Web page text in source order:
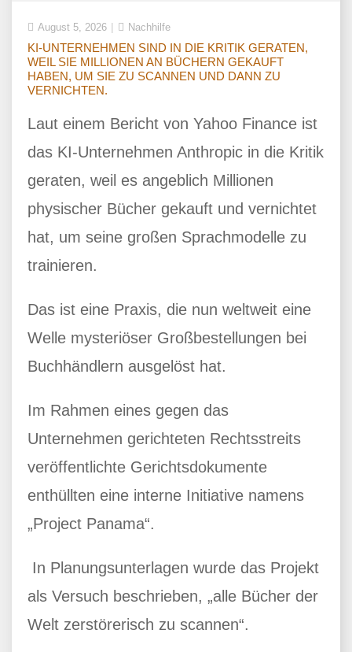
August 5, 2026 Nachhilfe
KI-UNTERNEHMEN SIND IN DIE KRITIK GERATEN,
WEIL SIE MILLIONEN AN BÜCHERN GEKAUFT
HABEN, UM SIE ZU SCANNEN UND DANN ZU
VERNICHTEN.
Laut einem Bericht von Yahoo Finance ist
das KI-Unternehmen Anthropic in die Kritik
geraten, weil es angeblich Millionen
physischer Bücher gekauft und vernichtet
hat, um seine großen Sprachmodelle zu
trainieren.
Das ist eine Praxis, die nun weltweit eine
Welle mysteriöser Großbestellungen bei
Buchhändlern ausgelöst hat.
Im Rahmen eines gegen das
Unternehmen gerichteten Rechtsstreits
veröffentlichte Gerichtsdokumente
enthüllten eine interne Initiative namens
„Project Panama“.
In Planungsunterlagen wurde das Projekt
als Versuch beschrieben, „alle Bücher der
Welt zerstörerisch zu scannen“.